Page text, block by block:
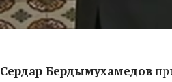
Сердар Бердымухамедов